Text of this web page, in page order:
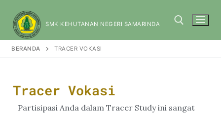
SMK KEHUTANAN NEGERI SAMARINDA
BERANDA TRACER VOKASI
Tracer Vokasi
Partisipasi Anda dalam Tracer Study ini sangat